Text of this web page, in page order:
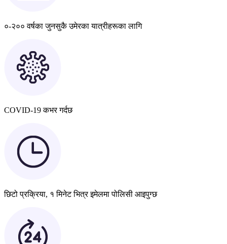
०-२०० वर्षका जुनसुकै उमेरका यात्रीहरूका लागि
COVID-19 कभर गर्दछ
छिटो प्रक्रिया, १ मिनेट भित्र इमेलमा पोलिसी आइपुग्छ